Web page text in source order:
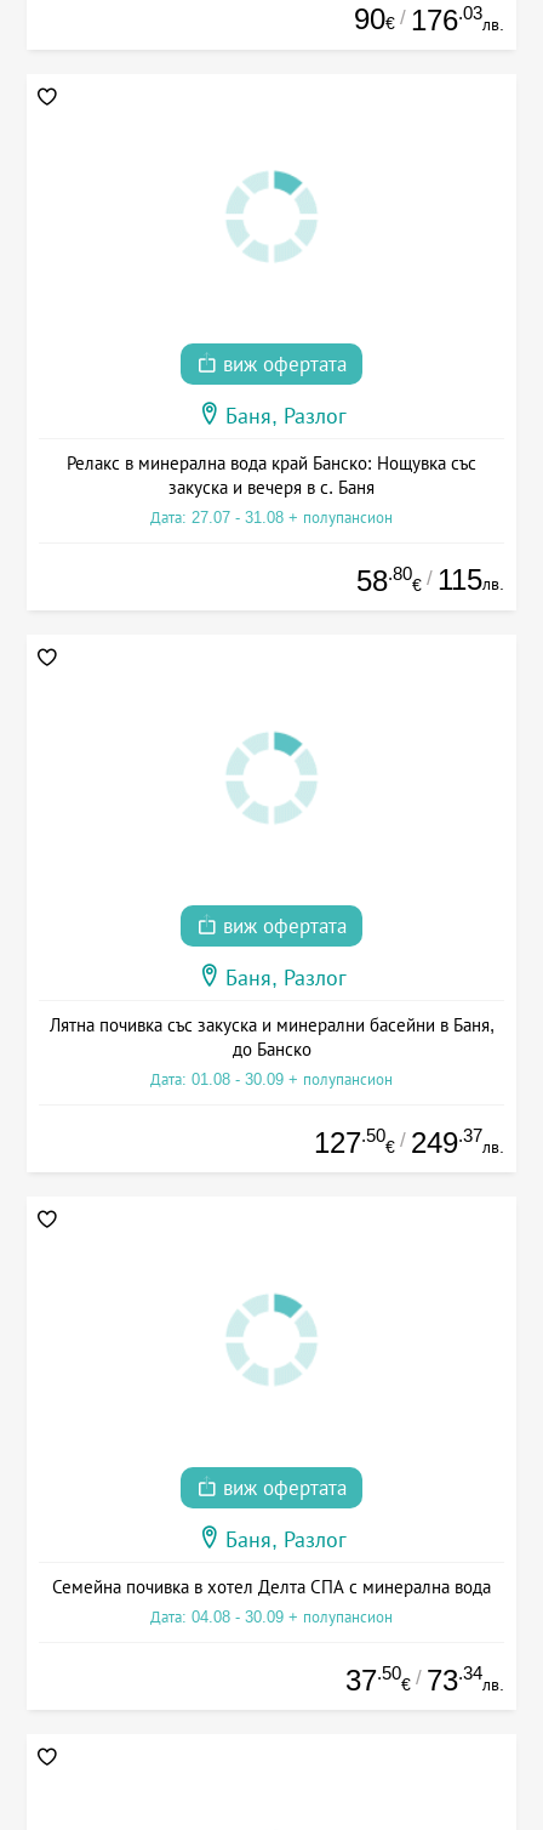
90€ / 176.03
лв.
виж офертата
Баня, Разлог
Релакс в минерална вода край Банско: Нощувка със
закуска и вечеря в с. Баня
Дата: 27.07 - 31.08 + полупансион
58.80
€ / 115лв.
виж офертата
Баня, Разлог
Лятна почивка със закуска и минерални басейни в Баня,
до Банско
Дата: 01.08 - 30.09 + полупансион
127.50
€ / 249.37
лв.
виж офертата
Баня, Разлог
Семейна почивка в хотел Делта СПА с минерална вода
Дата: 04.08 - 30.09 + полупансион
37.50
€ / 73.34
лв.